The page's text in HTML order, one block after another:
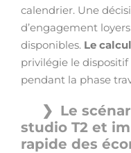
calendrier. Une
d’engagement
disponibles. Le
privilégie le
pendant la phase
Le
studio T2 et
rapide des